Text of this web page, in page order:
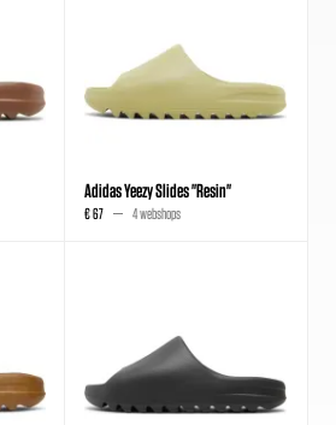
Adidas Yeezy Slides "Resin"
€ 67 4 webshops